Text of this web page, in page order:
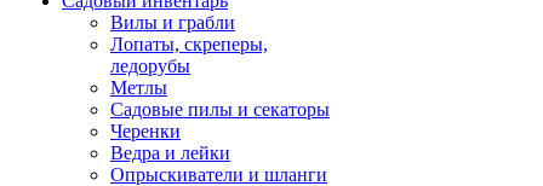
Вилы и грабли
Лопаты, скреперы,
ледорубы
Метлы
Садовые пилы и секаторы
Черенки
Ведра и лейки
Опрыскиватели и шланги